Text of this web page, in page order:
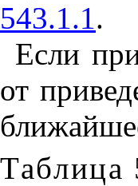
543.1.1.
Если
от
Таблица